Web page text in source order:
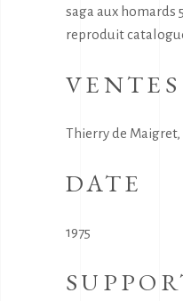
saga aux homards
reproduit catalogue
VENTES
Thierry de Maigret,
DATE
1975